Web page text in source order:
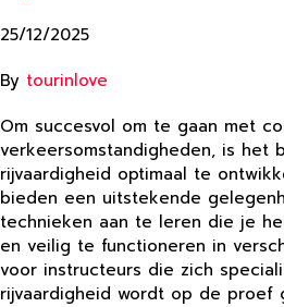
25/12/2025
By tourinlove
Om succesvol om te gaan met
verkeersomstandigheden, is het
rijvaardigheid optimaal te
bieden een uitstekende
technieken aan te leren die je
en veilig te functioneren in
voor instructeurs die zich
rijvaardigheid wordt op de proef